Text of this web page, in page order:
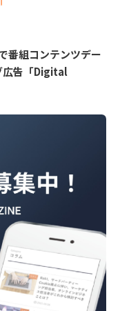
番組コンテンツデー
広告「Digital